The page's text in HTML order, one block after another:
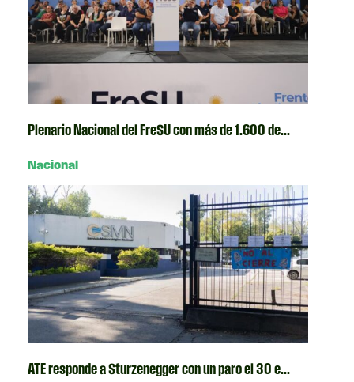
Plenario Nacional del FreSU con más de 1.600 de...
Nacional
ATE responde a Sturzenegger con un paro el 30 e...